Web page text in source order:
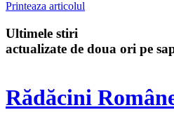
Printeaza articolul
Ultimele stiri
actualizate de doua ori pe
Rădăcini